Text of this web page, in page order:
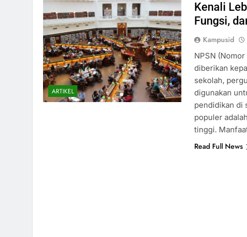
ARTIKEL
Kenali
Fungsi,
Kampusid
NPSN
diberikan
sekolah,
digunakan
pendidikan di
populer
tinggi.
Read Full News